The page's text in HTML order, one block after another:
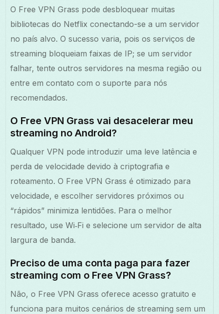
O Free VPN Grass pode desbloquear muitas
bibliotecas do Netflix conectando-se a um servidor
no país alvo. O sucesso varia, pois os serviços de
streaming bloqueiam faixas de IP; se um servidor
falhar, tente outros servidores na mesma região ou
entre em contato com o suporte para nós
recomendados.
O Free VPN Grass vai desacelerar meu
streaming no Android?
Qualquer VPN pode introduzir uma leve latência e
perda de velocidade devido à criptografia e
roteamento. O Free VPN Grass é otimizado para
velocidade, e escolher servidores próximos ou
“rápidos” minimiza lentidões. Para o melhor
resultado, use Wi‑Fi e selecione um servidor de alta
largura de banda.
Preciso de uma conta paga para fazer
streaming com o Free VPN Grass?
Não, o Free VPN Grass oferece acesso gratuito e
funciona para muitos cenários de streaming sem um